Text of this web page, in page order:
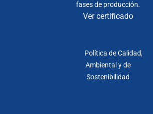
fases de producción.
Ver certificado
Política de Calidad,
Ambiental y de
Sostenibilidad